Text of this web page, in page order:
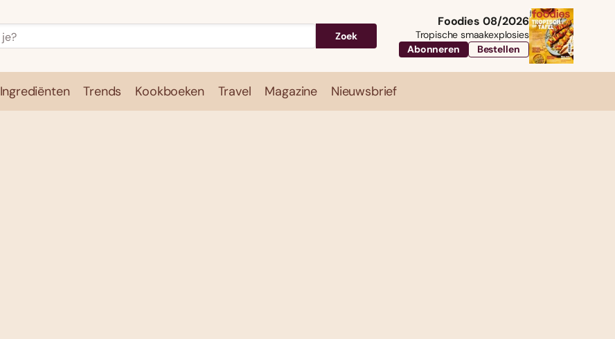
Zoek
Foodies 08/2026
Tropische smaakexplosies
Abonneren
Bestellen
Ingrediënten Trends Kookboeken Travel Magazine Nieuwsbrief